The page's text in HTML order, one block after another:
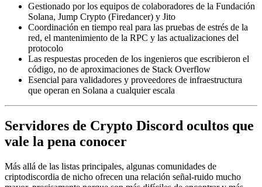
Gestionado por los equipos de colaboradores de la Fundación
Solana, Jump Crypto (Firedancer) y Jito
Coordinación en tiempo real para las pruebas de estrés de la
red, el mantenimiento de la RPC y las actualizaciones del
protocolo
Las respuestas proceden de los ingenieros que escribieron el
código, no de aproximaciones de Stack Overflow
Esencial para validadores y proveedores de infraestructura
que operan en Solana a cualquier escala
Servidores de Crypto Discord ocultos que
vale la pena conocer
Más allá de las listas principales, algunas comunidades de
criptodiscordia de nicho ofrecen una relación señal-ruido mucho